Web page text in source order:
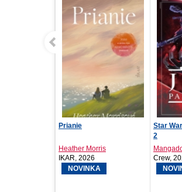
Prianie
Heather Morris
IKAR, 2026
NOVINKA
Star
2
Crew,